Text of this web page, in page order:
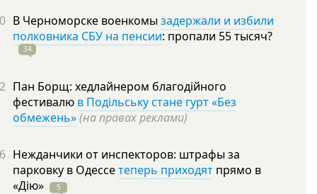
В Черноморске военкомы задержали и избили
полковника СБУ на пенсии: пропали 55тысяч?
34
Пан Борщ: хедлайнером благодійного
фестивалю в Подільську стане гурт «Без
обмежень»(на правах реклами)
Нежданчики от инспекторов: штрафы за
парковку в Одессетеперь приходят прямо в
«Дію»
5